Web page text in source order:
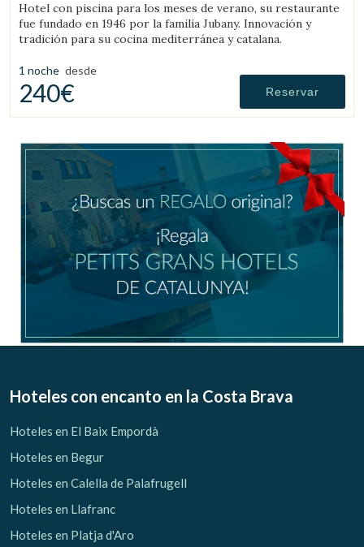
Hotel con piscina para los meses de verano, su restaurante
fue fundado en 1946 por la familia Jubany. Innovación y
tradición para su cocina mediterránea y catalana.
1 noche desde
240€ Reservar
Hoteles con encanto en la Costa Brava
Hoteles en El Baix Empordà
Hoteles en Begur
Hoteles en Calella de Palafrugell
Hoteles en Llafranc
Hoteles en Platja d'Aro